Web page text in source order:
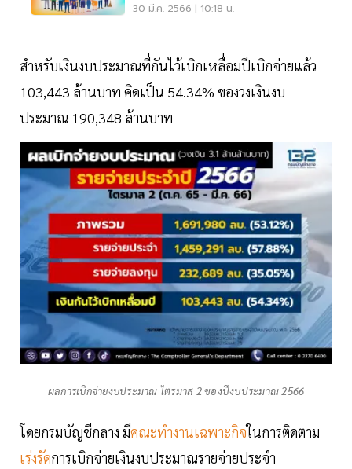
30 มี.ค. 2566 | 10:18 น.
สำหรับเงินงบประมาณที่กันไว้เบิกเหลื่อมปีเบิกจ่ายแล้ว
103,443 ล้านบาท คิดเป็น 54.34% ของวงเงินงบ
ประมาณ 190,348 ล้านบาท
ผลการเบิกจ่ายงบประมาณ ไตรมาส 2 ของปีงบประมาณ 2566
โดยกรมบัญชีกลาง มีคณะทำงานเฉพาะกิจในการติดตาม
เร่งรัดการเบิกจ่ายเงินงบประมาณรายจ่ายประจำ